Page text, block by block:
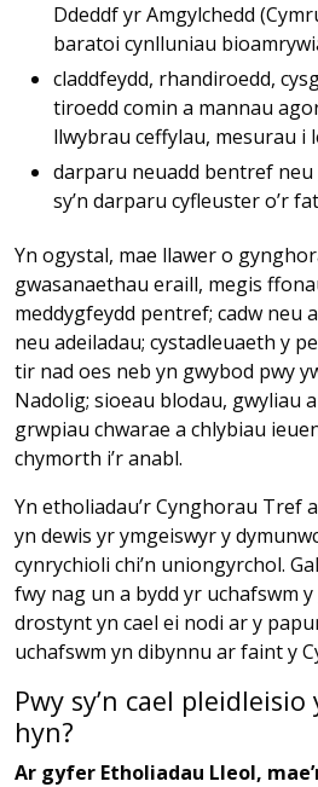
Ddeddf yr Amgylchedd
baratoi cynlluniau
claddfeydd, rhandiroedd,
tiroedd comin a mannau
llwybrau ceffylau, mesurau i
darparu neuadd bentref
sy’n darparu cyfleuster o’r
Yn ogystal, mae llawer o
gwasanaethau eraill, megis
meddygfeydd pentref; cadw neu
neu adeiladau; cystadleuaeth y
tir nad oes neb yn gwybod pwy
Nadolig; sioeau blodau, gwyliau
grwpiau chwarae a chlybiau
chymorth i’r anabl.
Yn etholiadau’r Cynghorau Tref
yn dewis yr ymgeiswyr y
cynrychioli chi’n uniongyrchol.
fwy nag un a bydd yr uchafswm
drostynt yn cael ei nodi ar y
uchafswm yn dibynnu ar faint y
Pwy sy’n cael
hyn?
Ar gyfer Etholiadau Lleol,